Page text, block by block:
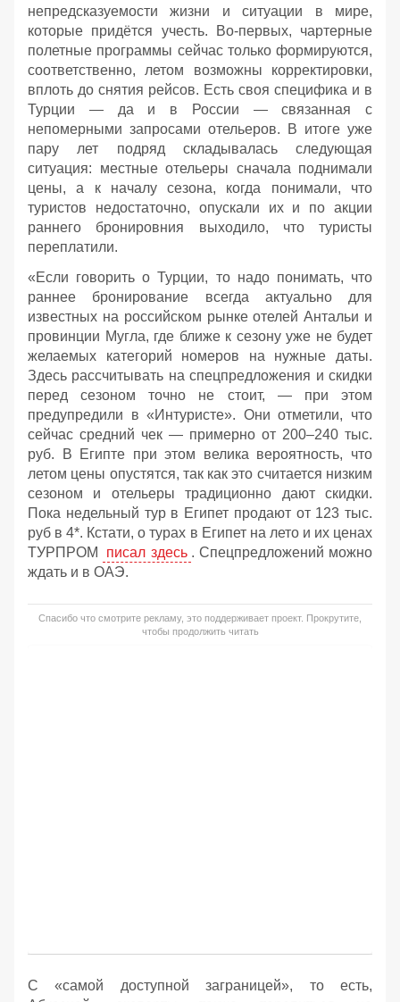
непредсказуемости жизни и ситуации в мире,
которые придётся учесть. Во-первых, чартерные
полетные программы сейчас только формируются,
соответственно, летом возможны корректировки,
вплоть до снятия рейсов. Есть своя специфика и в
Турции — да и в России — связанная с
непомерными запросами отельеров. В итоге уже
пару лет подряд складывалась следующая
ситуация: местные отельеры сначала поднимали
цены, а к началу сезона, когда понимали, что
туристов недостаточно, опускали их и по акции
раннего бронировния выходило, что туристы
переплатили.
«Если говорить о Турции, то надо понимать, что
раннее бронирование всегда актуально для
известных на российском рынке отелей Антальи и
провинции Мугла, где ближе к сезону уже не будет
желаемых категорий номеров на нужные даты.
Здесь рассчитывать на спецпредложения и скидки
перед сезоном точно не стоит, — при этом
предупредили в «Интуристе». Они отметили, что
сейчас средний чек — примерно от 200–240 тыс.
руб. В Египте при этом велика вероятность, что
летом цены опустятся, так как это считается низким
сезоном и отельеры традиционно дают скидки.
Пока недельный тур в Египет продают от 123 тыс.
руб в 4*. Кстати, о турах в Египет на лето и их ценах
ТУРПРОМ
писал здесь . Спецпредложений можно
ждать и в ОАЭ.
Спасибо что смотрите рекламу, это поддерживает проект. Прокрутите,
чтобы продолжить читать
С «самой доступной заграницей», то есть,